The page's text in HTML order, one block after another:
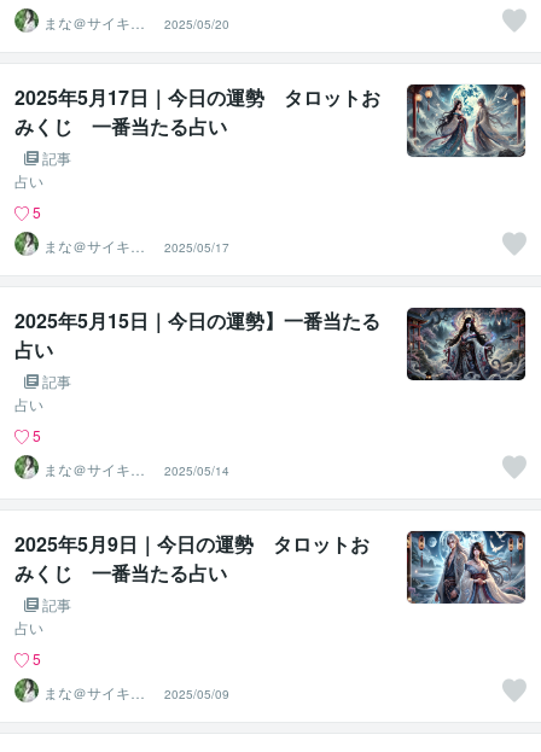
まな＠サイキッ
ク能力を覚醒さ
せる専門家
2025/05/20
2025年5月17日｜今日の運勢 タロットお
みくじ 一番当たる占い
記事
占い
5
まな＠サイキッ
ク能力を覚醒さ
せる専門家
2025/05/17
2025年5月15日｜今日の運勢】一番当たる
占い
記事
占い
5
まな＠サイキッ
ク能力を覚醒さ
せる専門家
2025/05/14
2025年5月9日｜今日の運勢 タロットお
みくじ 一番当たる占い
記事
占い
5
まな＠サイキッ
ク能力を覚醒さ
せる専門家
2025/05/09